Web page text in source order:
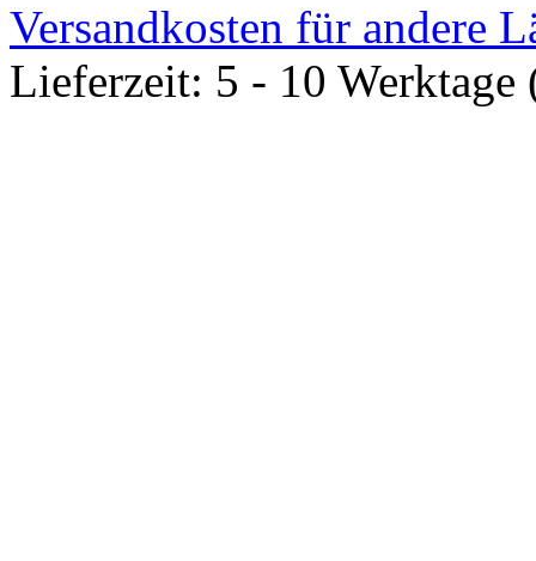
Versandkosten für
Versandkosten für andere